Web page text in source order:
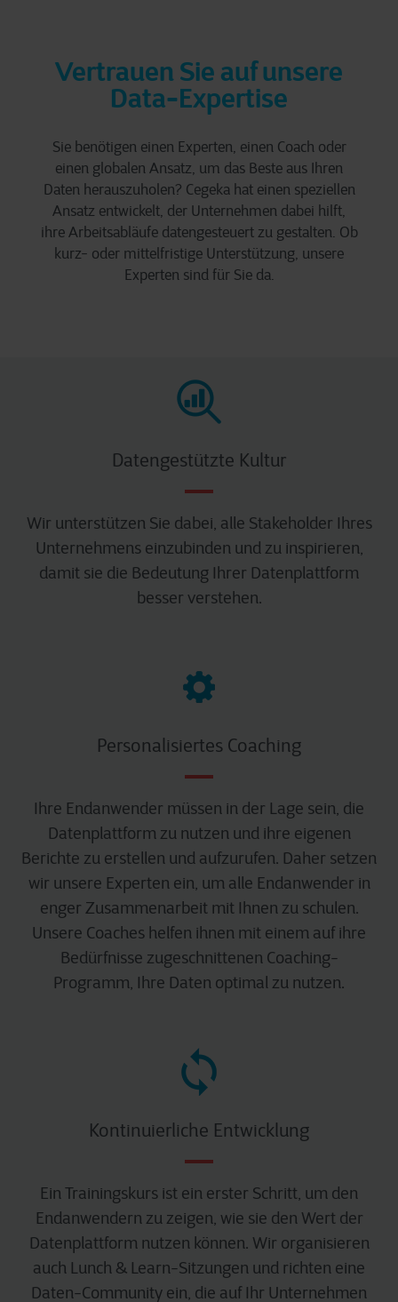
Vertrauen Sie auf unsere
Data-Expertise
Sie benötigen einen Experten, einen Coach oder
einen globalen Ansatz, um das Beste aus Ihren
Daten herauszuholen? Cegeka hat einen speziellen
Ansatz entwickelt, der Unternehmen dabei hilft,
ihre Arbeitsabläufe datengesteuert zu gestalten. Ob
kurz- oder mittelfristige Unterstützung, unsere
Experten sind für Sie da.
Datengestützte Kultur
Wir unterstützen Sie dabei, alle Stakeholder Ihres
Unternehmens einzubinden und zu inspirieren,
damit sie die Bedeutung Ihrer Datenplattform
besser verstehen.
Personalisiertes Coaching
Ihre Endanwender müssen in der Lage sein, die
Datenplattform zu nutzen und ihre eigenen
Berichte zu erstellen und aufzurufen. Daher setzen
wir unsere Experten ein, um alle Endanwender in
enger Zusammenarbeit mit Ihnen zu schulen.
Unsere Coaches helfen ihnen mit einem auf ihre
Bedürfnisse zugeschnittenen Coaching-
Programm, Ihre Daten optimal zu nutzen.
Kontinuierliche Entwicklung
Ein Trainingskurs ist ein erster Schritt, um den
Endanwendern zu zeigen, wie sie den Wert der
Datenplattform nutzen können. Wir organisieren
auch Lunch & Learn-Sitzungen und richten eine
Daten-Community ein, die auf Ihr Unternehmen